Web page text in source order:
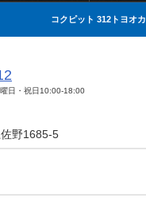
コクピット 312トヨオカ
日・祝日10:00-18:00
野1685-5